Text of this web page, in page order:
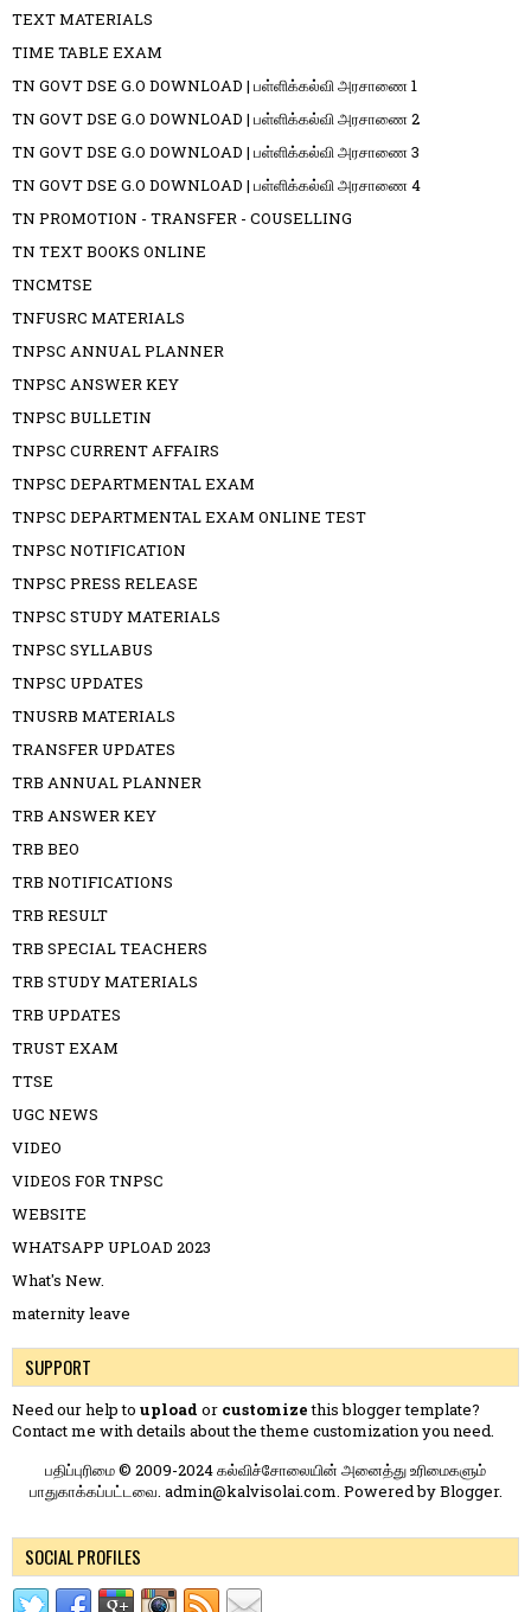
TEXT MATERIALS
TIME TABLE EXAM
TN GOVT DSE G.O DOWNLOAD | பள்ளிக்கல்வி அரசாணை 1
TN GOVT DSE G.O DOWNLOAD | பள்ளிக்கல்வி அரசாணை 2
TN GOVT DSE G.O DOWNLOAD | பள்ளிக்கல்வி அரசாணை 3
TN GOVT DSE G.O DOWNLOAD | பள்ளிக்கல்வி அரசாணை 4
TN PROMOTION - TRANSFER - COUSELLING
TN TEXT BOOKS ONLINE
TNCMTSE
TNFUSRC MATERIALS
TNPSC ANNUAL PLANNER
TNPSC ANSWER KEY
TNPSC BULLETIN
TNPSC CURRENT AFFAIRS
TNPSC DEPARTMENTAL EXAM
TNPSC DEPARTMENTAL EXAM ONLINE TEST
TNPSC NOTIFICATION
TNPSC PRESS RELEASE
TNPSC STUDY MATERIALS
TNPSC SYLLABUS
TNPSC UPDATES
TNUSRB MATERIALS
TRANSFER UPDATES
TRB ANNUAL PLANNER
TRB ANSWER KEY
TRB BEO
TRB NOTIFICATIONS
TRB RESULT
TRB SPECIAL TEACHERS
TRB STUDY MATERIALS
TRB UPDATES
TRUST EXAM
TTSE
UGC NEWS
VIDEO
VIDEOS FOR TNPSC
WEBSITE
WHATSAPP UPLOAD 2023
What's New.
maternity leave
SUPPORT
Need our help to upload or customizethis blogger template?
Contact me with details about the theme customization you need.
பதிப்புரிமை © 2009-2024 கல்விச்சோலையின் அனைத்து உரிமைகளும்
பாதுகாக்கப்பட்டவை. admin@kalvisolai.com. Powered byBlogger.
SOCIAL PROFILES